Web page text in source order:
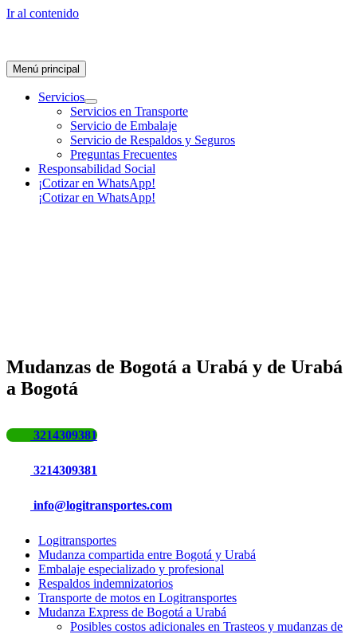
Ir al contenido
Menú principal
Servicios
Servicios en Transporte
Servicio de Embalaje
Servicio de Respaldos y Seguros
Preguntas Frecuentes
Responsabilidad Social
¡Cotizar en WhatsApp!
¡Cotizar en WhatsApp!
Mudanzas de Bogotá a Urabá y de Urabá
a Bogotá
3214309381
3214309381
info@logitransportes.com
Logitransportes
Mudanza compartida entre Bogotá y Urabá
Embalaje especializado y profesional
Respaldos indemnizatorios
Transporte de motos en Logitransportes
Mudanza Express de Bogotá a Urabá
Posibles costos adicionales en Trasteos y mudanzas de